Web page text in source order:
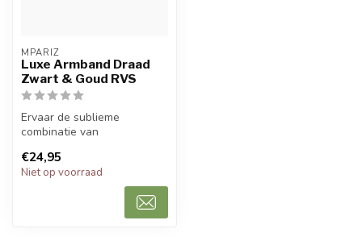
MPARIZ
Luxe Armband Draad
Zwart & Goud RVS
Ervaar de sublieme
combinatie van
met de Armband. Deze...
€24,95
Niet op voorraad